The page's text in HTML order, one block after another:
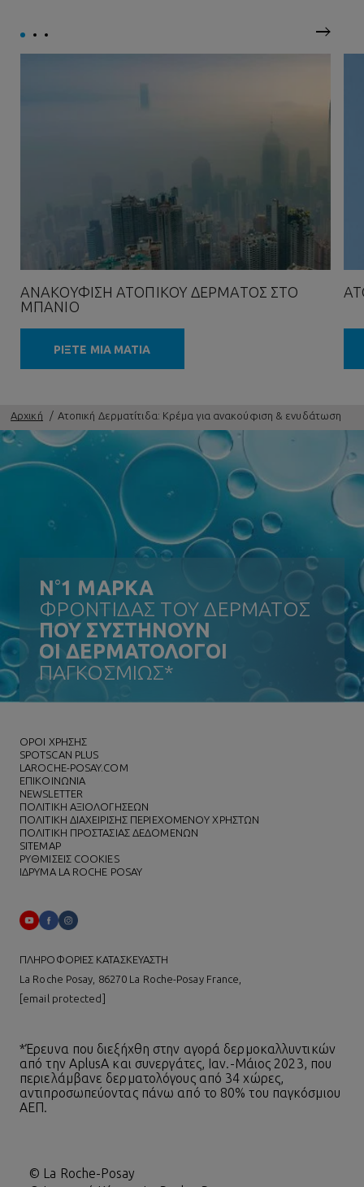
ΑΝΑΚΟΎΦΙΣΗ ΑΤΟΠΙΚΟΎ ΔΈΡΜΑΤΟΣ ΣΤΟ
ΜΠΆΝΙΟ
ΡΙΞΤΕ ΜΙΑ ΜΑΤΙΑ
Αρχική Ατοπική Δερματίτιδα: Κρέμα για ανακούφιση & ενυδάτωση
N°1 ΜΑΡΚΑ
ΦΡΟΝΤΙΔΑΣ ΤΟΥ ΔΕΡΜΑΤΟΣ
ΠΟΥ ΣΥΣΤΗΝΟΥΝ
ΟΙ ΔΕΡΜΑΤΟΛΟΓΟΙ
ΠΑΓΚΟΣΜΙΩΣ*
ΌΡΟΙ ΧΡΗΣΗΣ
SPOTSCAN PLUS
LAROCHE-POSAY.COM
ΕΠΙΚΟΙΝΩΝΙΑ
NEWSLETTER
ΠΟΛΙΤΙΚΗ ΑΞΙΟΛΟΓΗΣΕΩΝ
ΠΟΛΙΤΙΚΗ ΔΙΑΧΕΙΡΙΣΗΣ ΠΕΡΙΕΧΟΜΕΝΟΥ ΧΡΗΣΤΩΝ
ΠΟΛΙΤΙΚΗ ΠΡΟΣΤΑΣΙΑΣ ΔΕΔΟΜΕΝΩΝ
SITEMAP
ΡΥΘΜΙΣΕΙΣ COOKIES
ΙΔΡΥΜΑ LA ROCHE POSAY
ΠΛΗΡΟΦΟΡΙΕΣ ΚΑΤΑΣΚΕΥΑΣΤΗ
La Roche Posay, 86270 La Roche-Posay France,
[email protected]
*Έρευνα που διεξήχθη στην αγορά δερμοκαλλυντικών
από την AplusA και συνεργάτες, Ιαν.-Μάιος 2023, που
περιελάμβανε δερματολόγους από 34 χώρες,
αντιπροσωπεύοντας πάνω από το 80% του παγκόσμιου
ΑΕΠ.
© La Roche-Posay